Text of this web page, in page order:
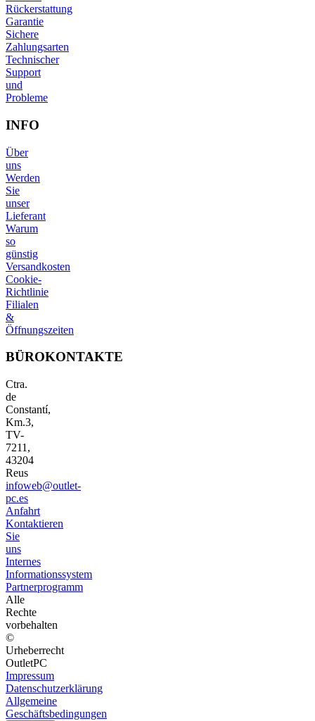
Rückerstattung
Garantie
Sichere
Zahlungsarten
Technischer
Support
und
Probleme
INFO
Über
uns
Werden
Sie
unser
Lieferant
Warum
so
günstig
Versandkosten
Cookie-
Richtlinie
Filialen
&
Öffnungszeiten
BÜROKONTAKTE
Ctra.
de
Constantí,
Km.3,
TV-
7211,
43204
Reus
infoweb@outlet-
pc.es
Anfahrt
Kontaktieren
Sie
uns
Internes
Informationssystem
Partnerprogramm
Alle
Rechte
vorbehalten
©
Urheberrecht
OutletPC
Impressum
Datenschutzerklärung
Allgemeine
Geschäftsbedingungen